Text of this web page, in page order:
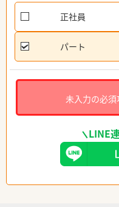
正社員
パート
未入力の必
LINE